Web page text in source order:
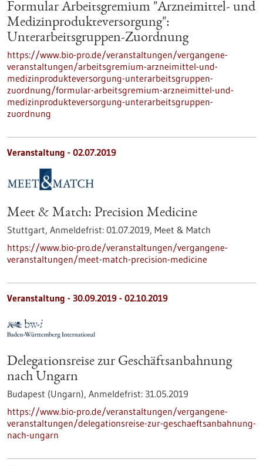
Formular Arbeitsgremium "Arzneimittel- und
Medizinprodukteversorgung":
Unterarbeitsgruppen-Zuordnung
https://www.bio-pro.de/veranstaltungen/vergangene-
veranstaltungen/arbeitsgremium-arzneimittel-und-
medizinprodukteversorgung-unterarbeitsgruppen-
zuordnung/formular-arbeitsgremium-arzneimittel-und-
medizinprodukteversorgung-unterarbeitsgruppen-
zuordnung
Veranstaltung - 02.07.2019
Meet & Match: Precision Medicine
Stuttgart, Anmeldefrist: 01.07.2019, Meet & Match
https://www.bio-pro.de/veranstaltungen/vergangene-
veranstaltungen/meet-match-precision-medicine
Veranstaltung - 30.09.2019 - 02.10.2019
Delegationsreise zur Geschäftsanbahnung
nach Ungarn
Budapest (Ungarn), Anmeldefrist: 31.05.2019
https://www.bio-pro.de/veranstaltungen/vergangene-
veranstaltungen/delegationsreise-zur-geschaeftsanbahnung-
nach-ungarn